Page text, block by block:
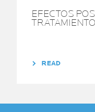
EFECTOS
TRATAMIENTO
READ